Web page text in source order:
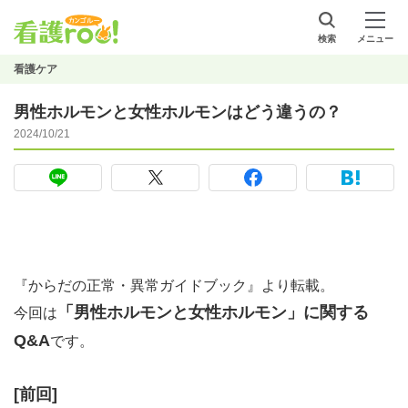
検索 メニュー
看護ケア
男性ホルモンと女性ホルモンはどう違うの？
2024/10/21
『からだの正常・異常ガイドブック』より転載。
今回は
「男性ホルモンと女性ホルモン」に関する
Q&Aです。
[前回]